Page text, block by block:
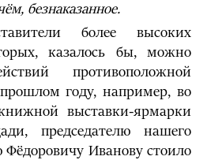
безнаказанное.
более высоких
казалось бы, можно
противоположной
году, например, во
выставки-ярмарки
председателю нашего
Иванову стоило